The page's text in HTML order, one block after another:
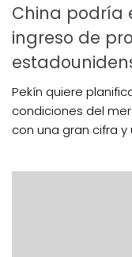
China podría
ingreso de
Pekín quiere
condiciones del
con una gran cifra